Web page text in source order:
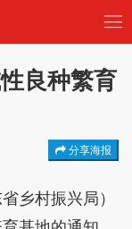
良种繁育
分享海报
乡村振兴局）